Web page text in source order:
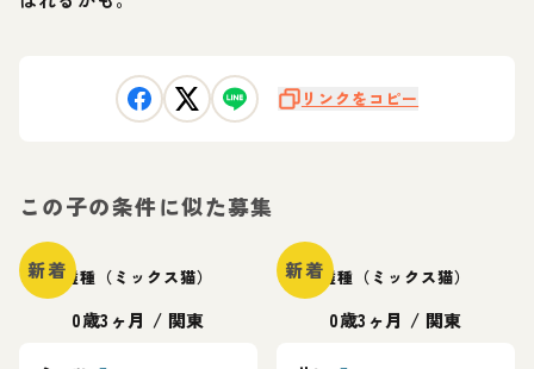
リンクをコピー
この子の条件に似た募集
新着雑種（ミックス猫）
0歳3ヶ月 / 関東
新着雑種（ミックス猫）
0歳3ヶ月 / 関東